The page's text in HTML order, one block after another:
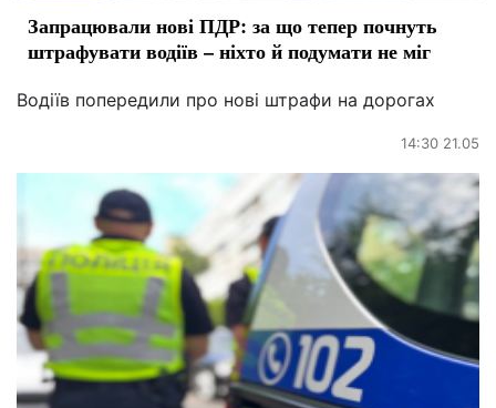
Запрацювали нові ПДР: за що тепер почнуть
штрафувати водіїв – ніхто й подумати не міг
Водіїв попередили про нові штрафи на дорогах
14:30 21.05